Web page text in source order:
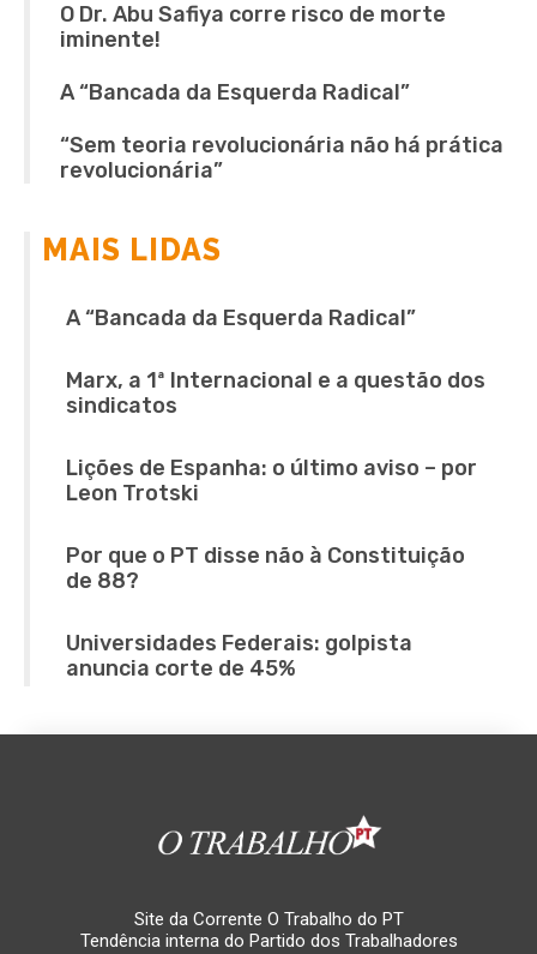
O Dr. Abu Safiya corre risco de morte
iminente!
A “Bancada da Esquerda Radical”
“Sem teoria revolucionária não há prática
revolucionária”
MAIS LIDAS
A “Bancada da Esquerda Radical”
Marx, a 1ª Internacional e a questão dos
sindicatos
Lições de Espanha: o último aviso – por
Leon Trotski
Por que o PT disse não à Constituição
de 88?
Universidades Federais: golpista
anuncia corte de 45%
Site da Corrente O Trabalho do PT
Tendência interna do Partido dos Trabalhadores